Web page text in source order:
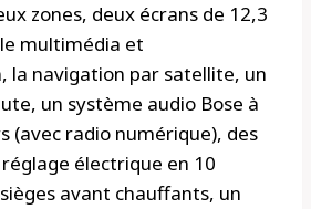
zones, deux écrans de 12,3
multimédia et
la navigation par satellite, un
un système audio Bose à
(avec radio numérique), des
réglage électrique en 10
avant chauffants, un